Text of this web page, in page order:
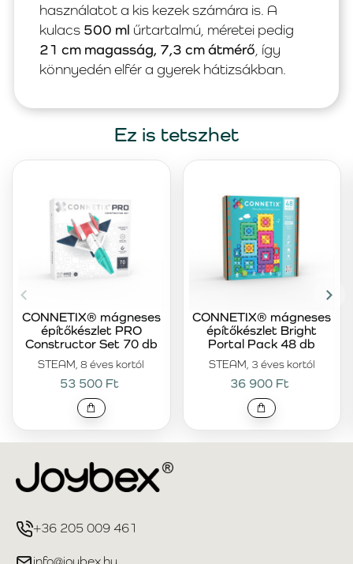
használatot a kis kezek számára is. A
kulacs 500 ml űrtartalmú, méretei pedig
21 cm magasság, 7,3 cm átmérő , így
könnyedén elfér a gyerek hátizsákban.
Ez is tetszhet
STEAM, 8 éves kortól
CONNETIX® mágneses
építőkészlet PRO
Constructor Set 70 db
53 500 Ft
STEAM, 3 éves kortól
CONNETIX® mágneses
építőkészlet Bright
Portal Pack 48 db
36 900 Ft
+36 205 009 461